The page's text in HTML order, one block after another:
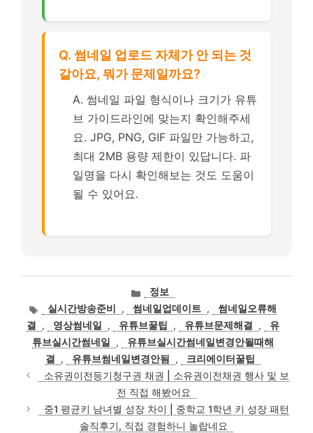
Q. 썸네일 업로드 자체가 안 되는 것
같아요, 뭐가 문제일까요?
A. 썸네일 파일 형식이나 크기가 유튜
브 가이드라인에 맞는지 확인해주세
요. JPG, PNG, GIF 파일만 가능하고,
최대 2MB 용량 제한이 있답니다. 파
일명을 다시 확인해보는 것도 도움이
될 수 있어요.
카
테
고
리
정보
태실시간방송준비 , 썸네일업데이트 ,
썸네일오류해
결
, 영상썸네일 , 유튜브꿀팁 , 유튜브문제해결 ,
유
튜브실시간썸네일
,
유튜브실시간썸네일변경안될때해
결
, 유튜브썸네일변경안됨 ,
크리에이터꿀팁
소유권이전등기청구권 채권 | 소유권이전채권 행사 및 보
전 직접 해봤어요
중1 평균키 남녀별 성장 차이 | 중학교 1학년 키 성장 패턴
솔직후기, 직접 경험하니 놀랍네요